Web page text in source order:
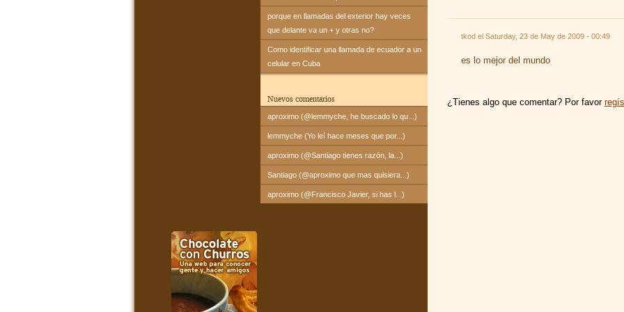
porque en llamadas del exterior hay veces
que delante va un + y otras no?
Como identificar una llamada de ecuador a un
celular en Cuba
Nuevos comentarios
aproximo (@lemmyche, he buscado lo qu...)
lemmyche (Yo leí hace meses que por...)
aproximo (@Santiago tienes razón, la...)
Santiago (@aproximo que mas quisiera...)
aproximo (@Francisco Javier, si has l...)
tkod el Saturday, 23 de May de 2009 - 00:49
es lo mejor del mundo
¿Tienes algo que comentar? Por favor